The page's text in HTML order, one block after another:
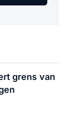
grens van